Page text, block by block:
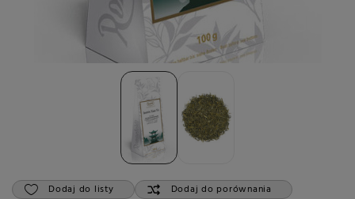
Dodaj do listy Dodaj do porównania